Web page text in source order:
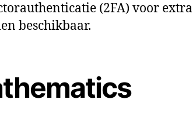
(2FA) voor extra
beschikbaar.